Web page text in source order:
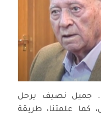
جميل نصيف يرحل
كما علمتنا، طريقة